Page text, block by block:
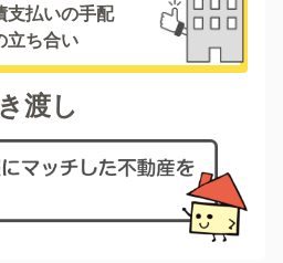
支払いの手配
立ち合い
渡し